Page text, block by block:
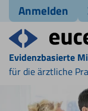
Anmelden
Evidenzbasierte
für die ärztliche